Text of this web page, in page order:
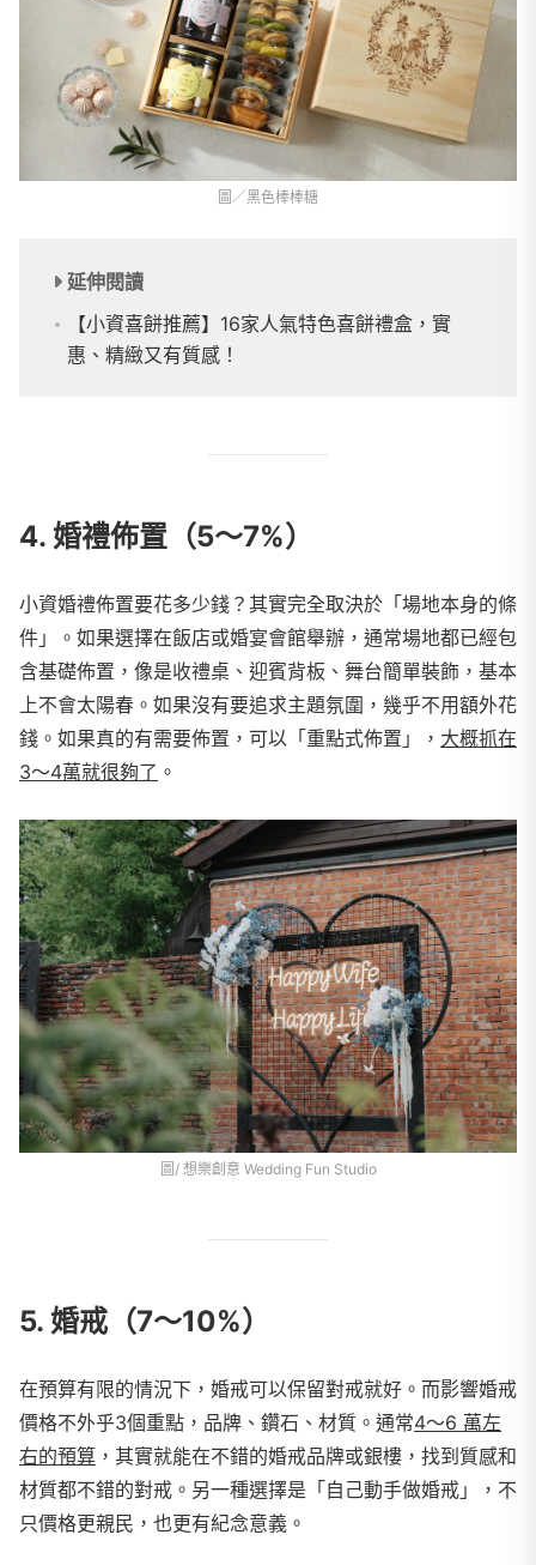
圖／黑色棒棒糖
延伸閱讀
【小資喜餅推薦】16家人氣特色喜餅禮盒，實
惠、精緻又有質感！
4. 婚禮佈置（5～7%）
小資婚禮佈置要花多少錢？其實完全取決於「場地本身的條
件」。如果選擇在飯店或婚宴會館舉辦，通常場地都已經包
含基礎佈置，像是收禮桌、迎賓背板、舞台簡單裝飾，基本
上不會太陽春。如果沒有要追求主題氛圍，幾乎不用額外花
錢。如果真的有需要佈置，可以「重點式佈置」， 大概抓在
3～4萬就很夠了 。
圖/ 想樂創意 Wedding Fun Studio
5. 婚戒（7～10%）
在預算有限的情況下，婚戒可以保留對戒就好。而影響婚戒
價格不外乎3個重點，品牌、鑽石、材質。通常4～6 萬左
右的預算 ，其實就能在不錯的婚戒品牌或銀樓，找到質感和
材質都不錯的對戒。另一種選擇是「自己動手做婚戒」，不
只價格更親民，也更有紀念意義。